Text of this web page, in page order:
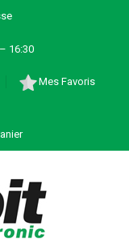
16:30
Mes Favoris